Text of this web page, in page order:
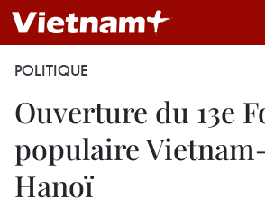
POLITIQUE
Ouverture du 13e
populaire
Hanoï